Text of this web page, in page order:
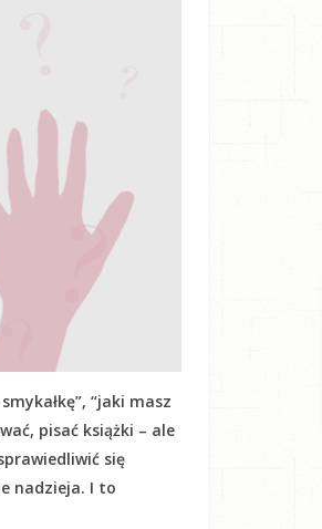
“jaki masz
pisać książki – ale
się
nadzieja. I to